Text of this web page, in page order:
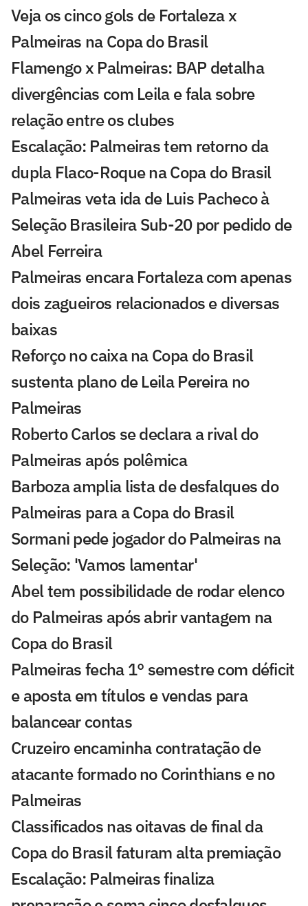
Veja os cinco gols de Fortaleza x
Palmeiras na Copa do Brasil
Flamengo x Palmeiras: BAP detalha
divergências com Leila e fala sobre
relação entre os clubes
Escalação: Palmeiras tem retorno da
dupla Flaco-Roque na Copa do Brasil
Palmeiras veta ida de Luis Pacheco à
Seleção Brasileira Sub-20 por pedido de
Abel Ferreira
Palmeiras encara Fortaleza com apenas
dois zagueiros relacionados e diversas
baixas
Reforço no caixa na Copa do Brasil
sustenta plano de Leila Pereira no
Palmeiras
Roberto Carlos se declara a rival do
Palmeiras após polêmica
Barboza amplia lista de desfalques do
Palmeiras para a Copa do Brasil
Sormani pede jogador do Palmeiras na
Seleção: 'Vamos lamentar'
Abel tem possibilidade de rodar elenco
do Palmeiras após abrir vantagem na
Copa do Brasil
Palmeiras fecha 1° semestre com déficit
e aposta em títulos e vendas para
balancear contas
Cruzeiro encaminha contratação de
atacante formado no Corinthians e no
Palmeiras
Classificados nas oitavas de final da
Copa do Brasil faturam alta premiação
Escalação: Palmeiras finaliza